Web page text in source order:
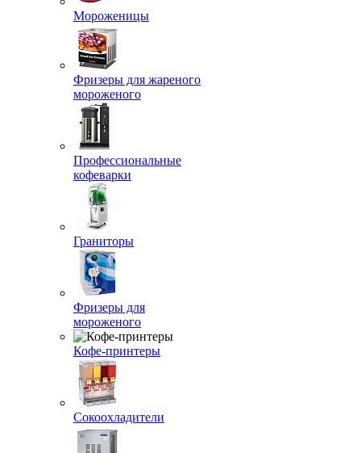
Мороженицы
Фризеры для жареного
мороженого
Профессиональные
кофеварки
Граниторы
Фризеры для
мороженого
Кофе-принтеры
Сокоохладители